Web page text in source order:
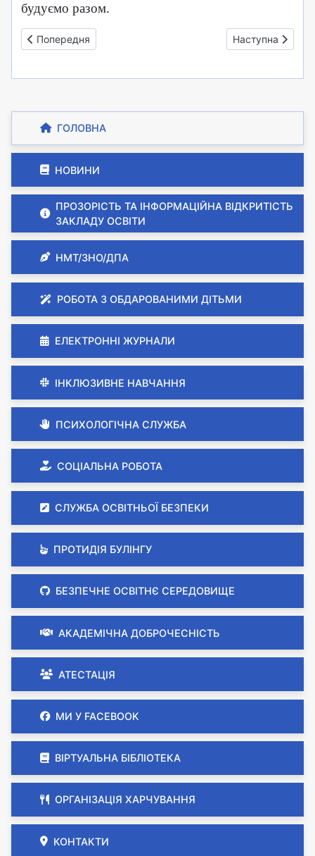
ГОЛОВНА
НОВИНИ
ПРОЗОРІСТЬ ТА ІНФОРМАЦІЙНА ВІДКРИТІСТЬ
ЗАКЛАДУ ОСВІТИ
НМТ/ЗНО/ДПА
РОБОТА З ОБДАРОВАНИМИ ДІТЬМИ
ЕЛЕКТРОННІ ЖУРНАЛИ
ІНКЛЮЗИВНЕ НАВЧАННЯ
ПСИХОЛОГІЧНА СЛУЖБА
СОЦІАЛЬНА РОБОТА
СЛУЖБА ОСВІТНЬОЇ БЕЗПЕКИ
ПРОТИДІЯ БУЛІНГУ
БЕЗПЕЧНЕ ОСВІТНЄ СЕРЕДОВИЩЕ
АКАДЕМІЧНА ДОБРОЧЕСНІСТЬ
АТЕСТАЦІЯ
МИ У FACEBOOK
ВІРТУАЛЬНА БІБЛІОТЕКА
ОРГАНІЗАЦІЯ ХАРЧУВАННЯ
КОНТАКТИ
будуємо разом.
Попередня стаття: Тиждень здорового дитячого
Попередня Наступна
Наступна